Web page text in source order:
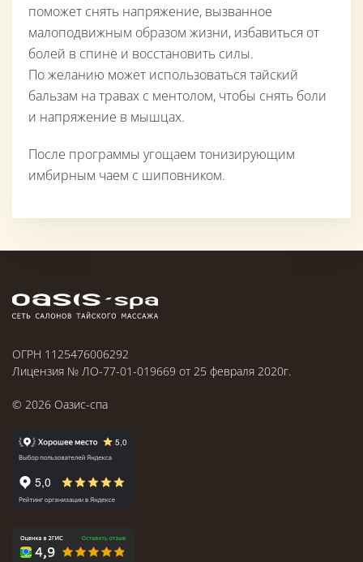
поможет снять напряжение, вызванное
малоподвижным образом жизни, избавиться от
болей в спине и восстановить силы.
По желанию может использоваться тайский
бальзам на травах с ментолом, чтобы снять боли
и напряжение в мышцах.
После программы угощаем тонизирующим
имбирным чаем с шиповником.
ОГРН 1125476006292
Лицензия № ЛО-77-01-019669 от 25 февраля 2020г.
© 2026 Оазис-спа